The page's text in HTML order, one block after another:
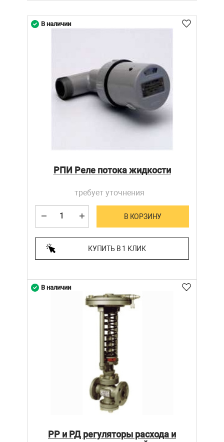
РПИ Реле потока жидкости
требует уточнения
В КОРЗИНУ
КУПИТЬ В 1 КЛИК
В наличии
РР и РД регуляторы расхода и
В наличии